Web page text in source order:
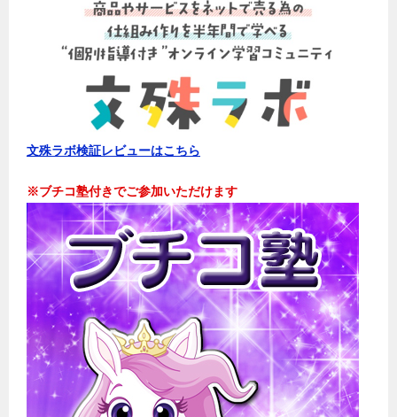
文殊ラボ検証レビューはこちら
※ブチコ塾付きでご参加いただけます